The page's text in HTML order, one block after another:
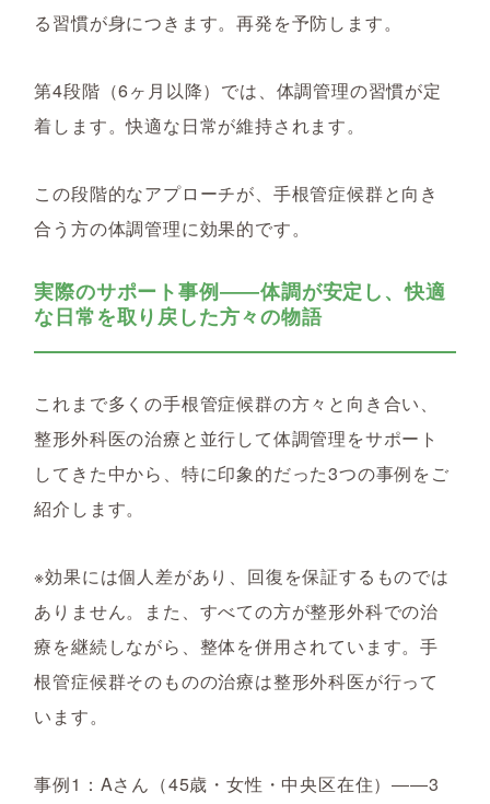
る習慣が身につきます。再発を予防します。
第4段階（6ヶ月以降）では、体調管理の習慣が定
着します。快適な日常が維持されます。
この段階的なアプローチが、手根管症候群と向き
合う方の体調管理に効果的です。
実際のサポート事例――体調が安定し、快適
な日常を取り戻した方々の物語
これまで多くの手根管症候群の方々と向き合い、
整形外科医の治療と並行して体調管理をサポート
してきた中から、特に印象的だった3つの事例をご
紹介します。
※効果には個人差があり、回復を保証するものでは
ありません。また、すべての方が整形外科での治
療を継続しながら、整体を併用されています。手
根管症候群そのものの治療は整形外科医が行って
います。
事例1：Aさん（45歳・女性・中央区在住）――3